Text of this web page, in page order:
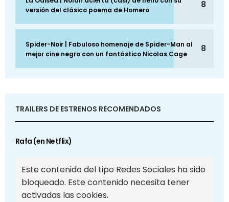
versión del clásico poema de Homero
8
Spider-Noir | Fabuloso homenaje de Spider-Man al
mejor cine negro con un fantástico Nicolas Cage
8
TRAILERS DE ESTRENOS RECOMENDADOS
Rafa (en Netflix)
Este contenido del tipo Redes Sociales ha sido
bloqueado. Este contenido necesita tener
activadas las cookies.